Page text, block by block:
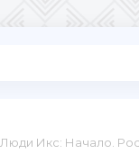
Люди Икс: Начало.